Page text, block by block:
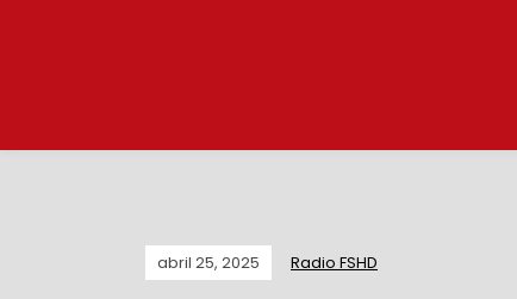
abril 25, 2025 Radio FSHD